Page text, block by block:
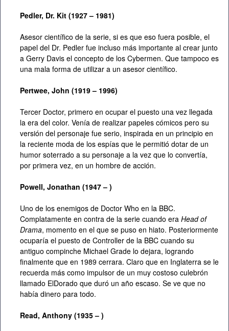
Pedler, Dr. Kit (1927 – 1981)
Asesor científico de la serie, si es que eso fuera posible, el
papel del Dr. Pedler fue incluso más importante al crear junto
a Gerry Davis el concepto de los Cybermen. Que tampoco es
una mala forma de utilizar a un asesor científico.
Pertwee, John (1919 – 1996)
Tercer Doctor, primero en ocupar el puesto una vez llegada
la era del color. Venía de realizar papeles cómicos pero su
versión del personaje fue serio, inspirada en un principio en
la reciente moda de los espías que le permitió dotar de un
humor soterrado a su personaje a la vez que lo convertía,
por primera vez, en un hombre de acción.
Powell, Jonathan (1947 – )
Uno de los enemigos de Doctor Who en la BBC.
Complatamente en contra de la serie cuando era Head of
Drama, momento en el que se puso en hiato. Posteriormente
ocuparía el puesto de Controller de la BBC cuando su
antiguo compinche Michael Grade lo dejara, logrando
finalmente que en 1989 cerrara. Claro que en Inglaterra se le
recuerda más como impulsor de un muy costoso culebrón
llamado ElDorado que duró un año escaso. Se ve que no
había dinero para todo.
Read, Anthony (1935 – )